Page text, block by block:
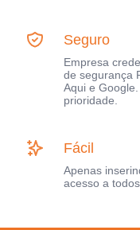
Seguro
Empresa
de segurança
Aqui e
prioridade.
Fácil
Apenas
acesso a